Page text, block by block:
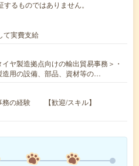
るものではありません。
て実費支給
ヤ製造拠点向けの輸出貿易事務＞・
造用の設備、部品、資材等の…
務の経験 【歓迎/スキル】